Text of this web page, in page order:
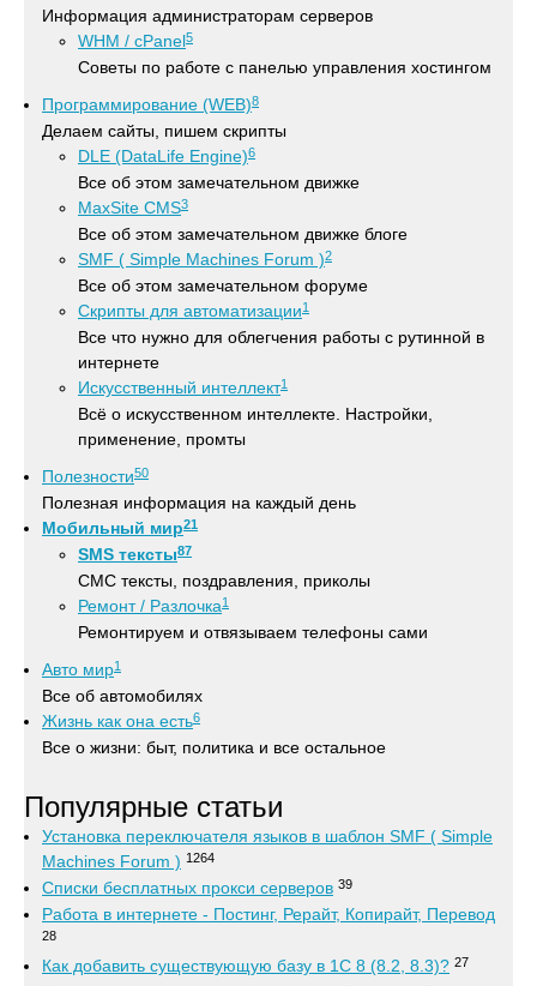
Информация администраторам серверов
WHM / cPanel5
Советы по работе с панелью управления хостингом
Программирование (WEB)8
Делаем сайты, пишем скрипты
DLE (DataLife Engine)6
Все об этом замечательном движке
MaxSite CMS3
Все об этом замечательном движке блоге
SMF ( Simple Machines Forum )2
Все об этом замечательном форуме
Скрипты для автоматизации1
Все что нужно для облегчения работы с рутинной в
интернете
Искусственный интеллект1
Всё о искусственном интеллекте. Настройки,
применение, промты
Полезности50
Полезная информация на каждый день
Мобильный мир21
SMS тексты87
СМС тексты, поздравления, приколы
Ремонт / Разлочка1
Ремонтируем и отвязываем телефоны сами
Авто мир1
Все об автомобилях
Жизнь как она есть6
Все о жизни: быт, политика и все остальное
Популярные статьи
Установка переключателя языков в шаблон SMF ( Simple
Machines Forum ) 1264
Списки бесплатных прокси серверов 39
Работа в интернете - Постинг, Рерайт, Копирайт, Перевод
28
Как добавить существующую базу в 1С 8 (8.2, 8.3)? 27